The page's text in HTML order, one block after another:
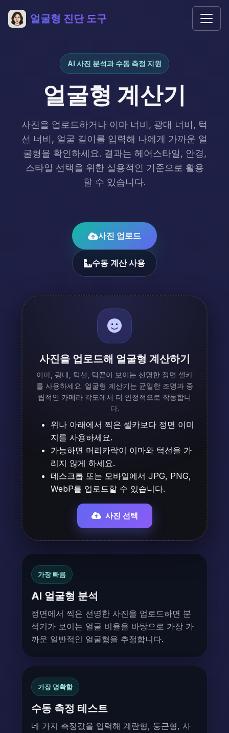
얼굴형 진단 도구
AI 사진 분석과 수동 측정 지원
얼굴형 계산기
사진을 업로드하거나 이마 너비, 광대 너비, 턱
선 너비, 얼굴 길이를 입력해 나에게 가까운 얼
굴형을 확인하세요. 결과는 헤어스타일, 안경,
스타일 선택을 위한 실용적인 기준으로 활용
할 수 있습니다.
사진 업로드
수동 계산 사용
사진을 업로드해 얼굴형 계산하기
이마, 광대, 턱선, 턱끝이 보이는 선명한 정면 셀카
를 사용하세요. 얼굴형 계산기는 균일한 조명과 중
립적인 카메라 각도에서 더 안정적으로 작동합니
다.
위나 아래에서 찍은 셀카보다 정면 이미
지를 사용하세요.
가능하면 머리카락이 이마와 턱선을 가
리지 않게 하세요.
데스크톱 또는 모바일에서 JPG, PNG,
WebP를 업로드할 수 있습니다.
사진 선택
가장 빠름
AI 얼굴형 분석
정면에서 찍은 선명한 사진을 업로드하면 분
석기가 보이는 얼굴 비율을 바탕으로 가장 가
까운 일반적인 얼굴형을 추정합니다.
가장 명확함
수동 측정 테스트
네 가지 측정값을 입력해 계란형, 둥근형, 사